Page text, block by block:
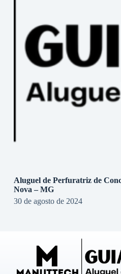
Aluguel de Perfuratriz de
Nova – MG
30 de agosto de 2024